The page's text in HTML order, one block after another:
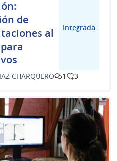
de
al
Integrada
CHARQUERO 1 3